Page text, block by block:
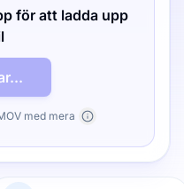
för att ladda upp
med mera